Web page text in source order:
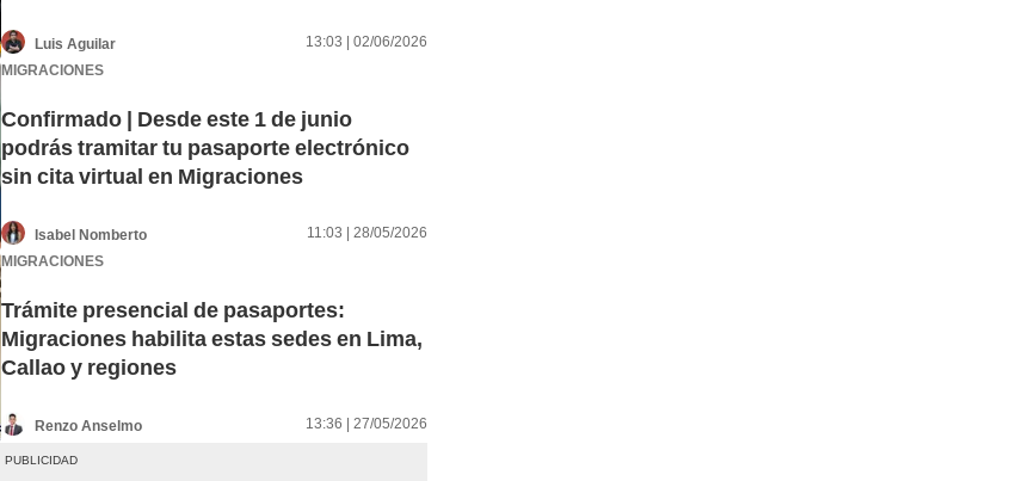
Luis Aguilar
13:03 | 02/06/2026
MIGRACIONES
Confirmado | Desde este 1 de junio
podrás tramitar tu pasaporte electrónico
sin cita virtual en Migraciones
Isabel Nomberto
11:03 | 28/05/2026
MIGRACIONES
Trámite presencial de pasaportes:
Migraciones habilita estas sedes en Lima,
Callao y regiones
Renzo Anselmo 13:36 | 27/05/2026